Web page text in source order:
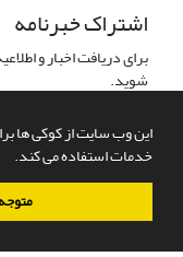
این وب سایت از کوکی ها
خدمات استفاده می کند.
اشتراک خبرنامه
برای دریافت اخبار و
شوید.
سامانه مدیریت نشریات